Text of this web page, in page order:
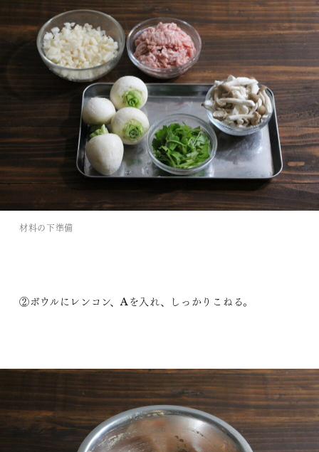
材料の下準備
②ボウルにレンコン、Aを入れ、しっかりこねる。